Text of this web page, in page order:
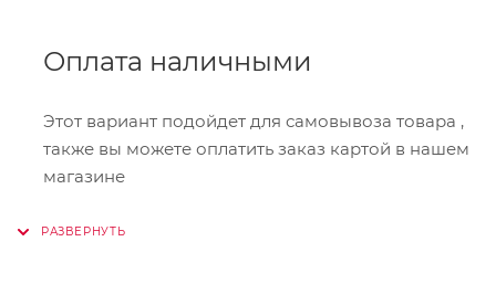
Оплата наличными
Этот вариант подойдет для самовывоза товара ,
также вы можете оплатить заказ картой в нашем
магазине
Онлайн-оплата